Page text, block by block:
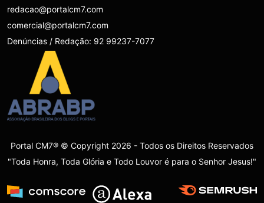
redacao@portalcm7.com
comercial@portalcm7.com
Denúncias / Redação: 92 99237-7077
Portal CM7® © Copyright 2026 - Todos os Direitos Reservados
"Toda Honra, Toda Glória e Todo Louvor é para o Senhor Jesus!"